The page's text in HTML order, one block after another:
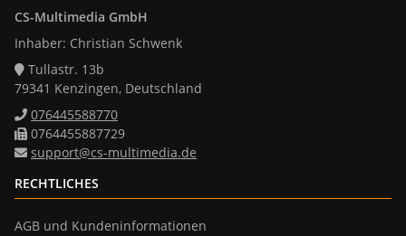
CS-Multimedia GmbH
Inhaber: Christian Schwenk
Tullastr. 13b
79341 Kenzingen, Deutschland
076445588770
0764455887729
support@cs-multimedia.de
RECHTLICHES
AGB und Kundeninformationen